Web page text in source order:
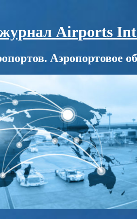
Airports
Аэропортовое